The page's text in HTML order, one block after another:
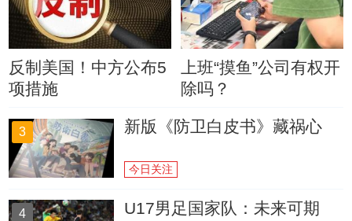
反制美国！中方公布5
项措施
上班“摸鱼”公司有权开
除吗？
3 新版《防卫白皮书》藏祸心
今日关注
4 U17男足国家队：未来可期